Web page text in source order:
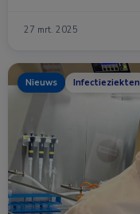
27 mrt. 2025
Nieuws Infectieziekten